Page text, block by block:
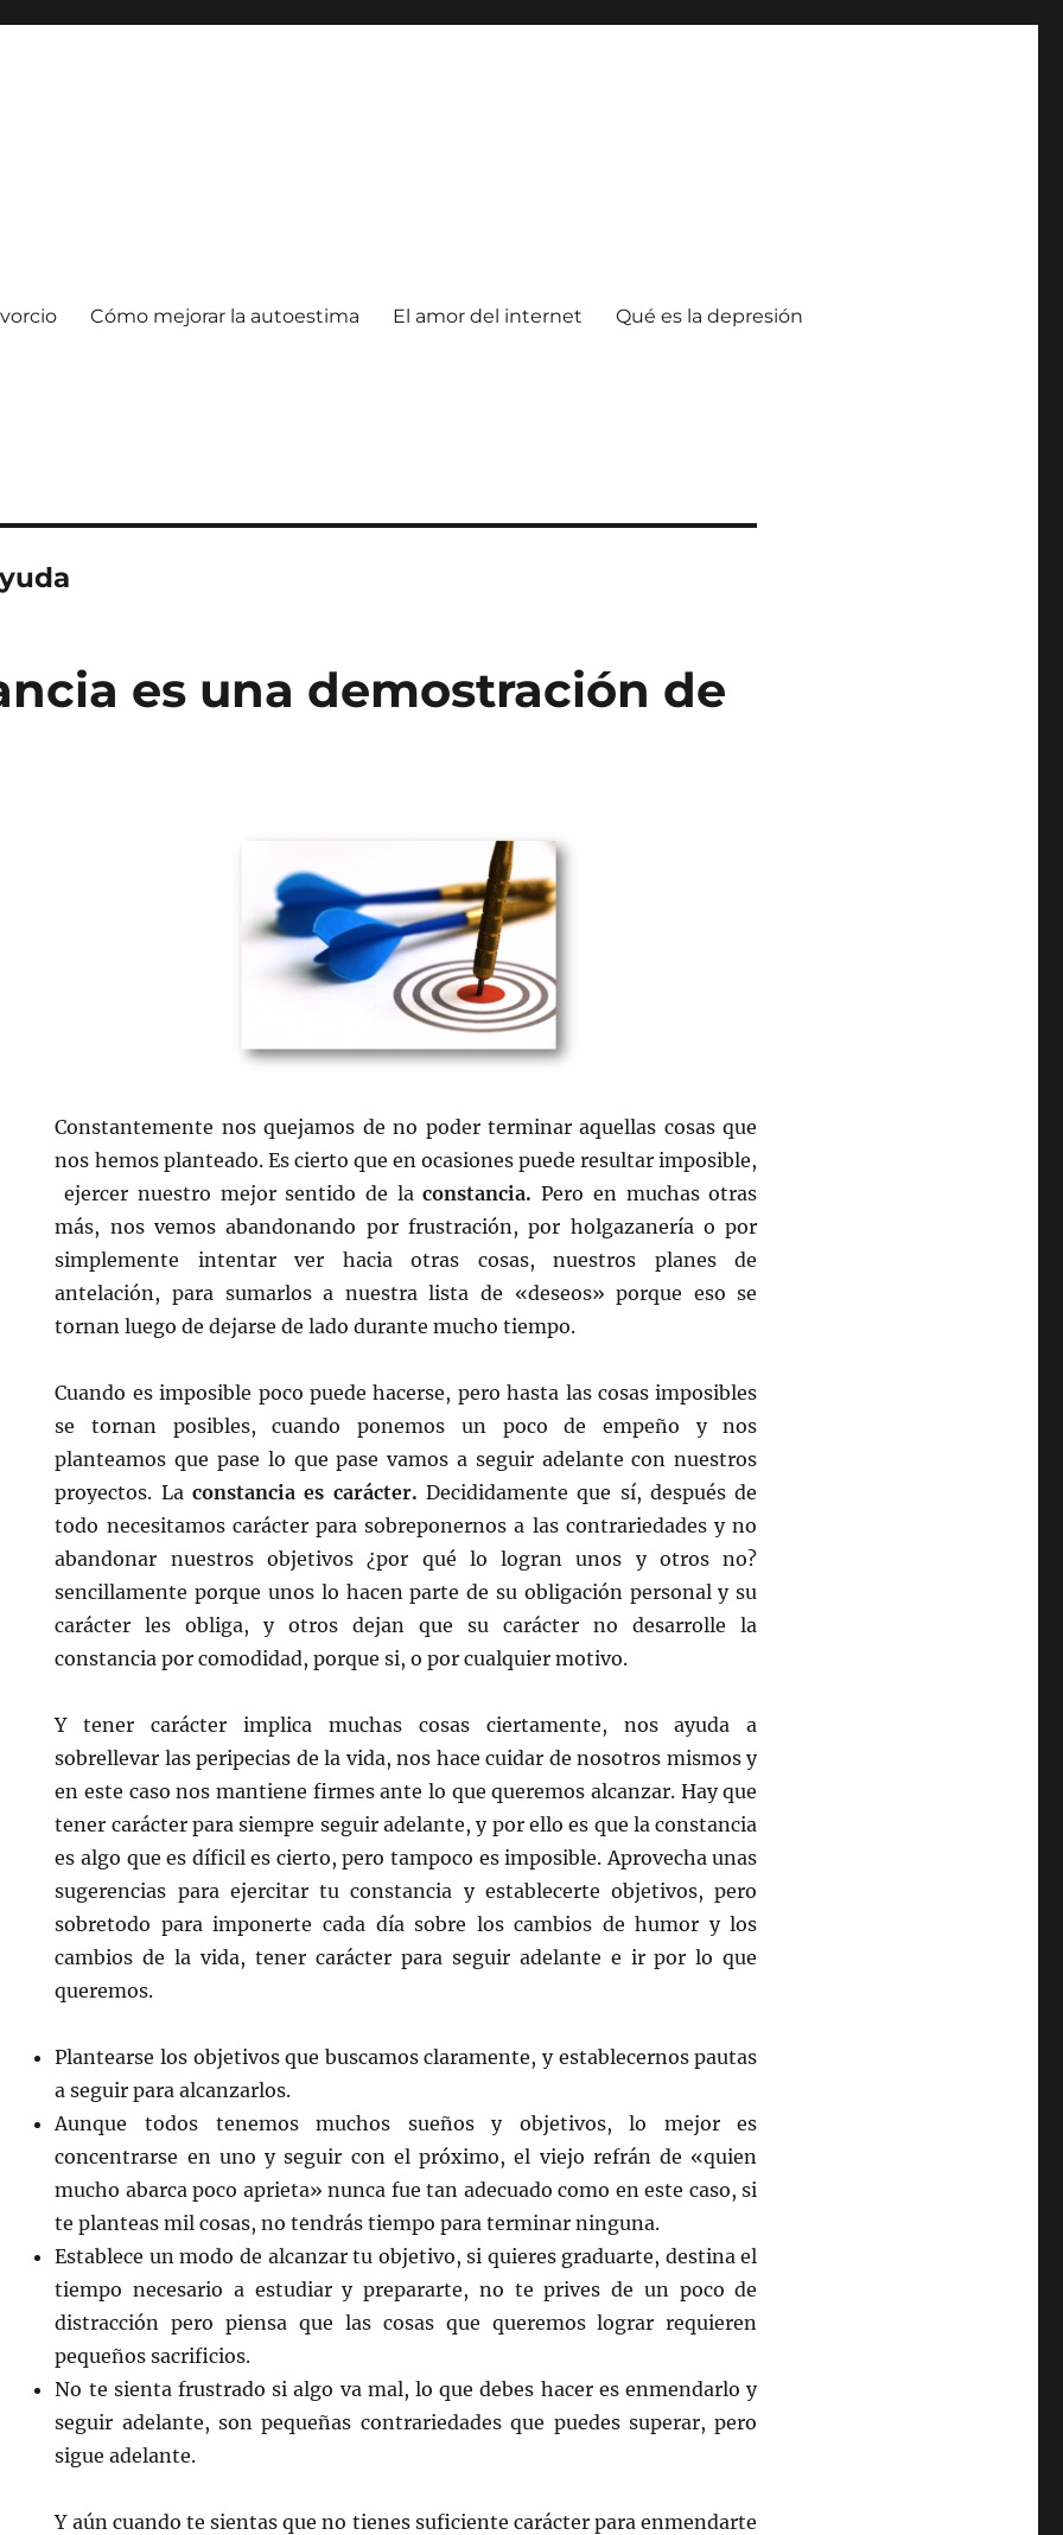
Cómo mejorar la autoestima El amor del internet Qué es la depresión
es una demostración de
Constantemente nos quejamos de no poder terminar aquellas cosas que
nos hemos planteado. Es cierto que en ocasiones puede resultar imposible,
ejercer nuestro mejor sentido de laconstancia.Pero en muchas otras
más, nos vemos abandonando por frustración, por holgazanería o por
simplemente intentar ver hacia otras cosas, nuestros planes de
antelación, para sumarlos a nuestra lista de «deseos» porque eso se
tornan luego de dejarse de lado durante mucho tiempo.
Cuando es imposible poco puede hacerse, pero hasta las cosas imposibles
se tornan posibles, cuando ponemos un poco de empeño y nos
planteamos que pase lo que pase vamos a seguir adelante con nuestros
proyectos. Laconstancia es carácter.Decididamente que sí, después de
todo necesitamos carácter para sobreponernos a las contrariedades y no
abandonar nuestros objetivos ¿por qué lo logran unos y otros no?
sencillamente porque unos lo hacen parte de su obligación personal y su
carácter les obliga, y otros dejan que su carácter no desarrolle la
constancia por comodidad, porque si, o por cualquier motivo.
Y tener carácter implica muchas cosas ciertamente, nos ayuda a
sobrellevar las peripecias de la vida, nos hace cuidar de nosotros mismos y
en este caso nos mantiene firmes ante lo que queremos alcanzar. Hay que
tener carácter para siempre seguir adelante, y por ello es que la constancia
es algo que es díficil es cierto, pero tampoco es imposible. Aprovecha unas
sugerencias para ejercitar tu constancia y establecerte objetivos, pero
sobretodo para imponerte cada día sobre los cambios de humor y los
cambios de la vida, tener carácter para seguir adelante e ir por lo que
queremos.
Plantearse los objetivos que buscamos claramente, y establecernos pautas
a seguir para alcanzarlos.
Aunque todos tenemos muchos sueños y objetivos, lo mejor es
concentrarse en uno y seguir con el próximo, el viejo refrán de «quien
mucho abarca poco aprieta» nunca fue tan adecuado como en este caso, si
te planteas mil cosas, no tendrás tiempo para terminar ninguna.
Establece un modo de alcanzar tu objetivo, si quieres graduarte, destina el
tiempo necesario a estudiar y prepararte, no te prives de un poco de
distracción pero piensa que las cosas que queremos lograr requieren
pequeños sacrificios.
No te sienta frustrado si algo va mal, lo que debes hacer es enmendarlo y
seguir adelante, son pequeñas contrariedades que puedes superar, pero
sigue adelante.
Y aún cuando te sientas que no tienes suficiente carácter para enmendarte